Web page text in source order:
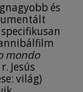
és
mondo
Jesús
világ)